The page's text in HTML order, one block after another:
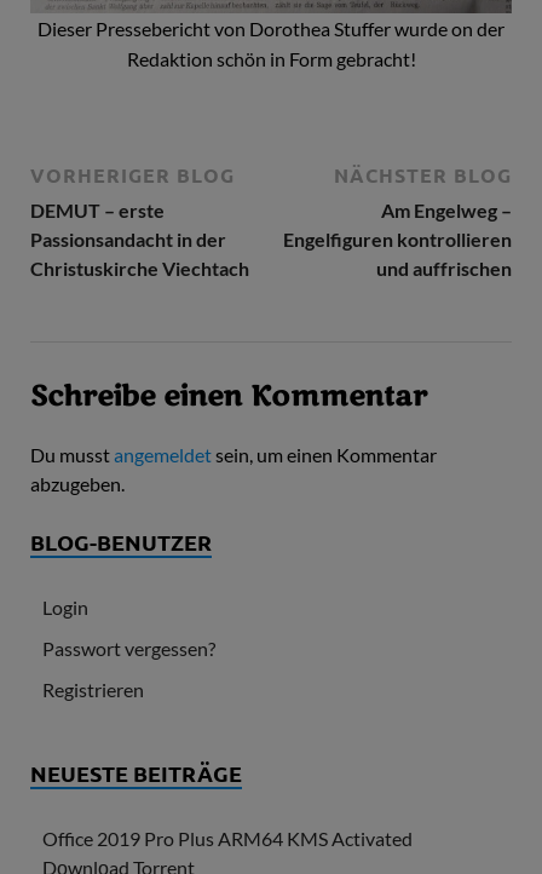
Dieser Pressebericht von Dorothea Stuffer wurde on der
Redaktion schön in Form gebracht!
VORHERIGER BLOG
DEMUT – erste
Passionsandacht in der
Christuskirche Viechtach
NÄCHSTER BLOG
Am Engelweg –
Engelfiguren kontrollieren
und auffrischen
Schreibe einen Kommentar
Du musstangemeldetsein, um einen Kommentar
abzugeben.
BLOG-BENUTZER
Login
Passwort vergessen?
Registrieren
NEUESTE BEITRÄGE
Office 2019 Pro Plus ARM64 KMS Activated
Dоwnlоad Torrent